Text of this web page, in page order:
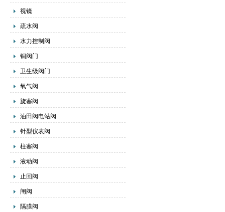
视镜
疏水阀
水力控制阀
铜阀门
卫生级阀门
氧气阀
旋塞阀
油田阀电站阀
针型仪表阀
柱塞阀
液动阀
止回阀
闸阀
隔膜阀